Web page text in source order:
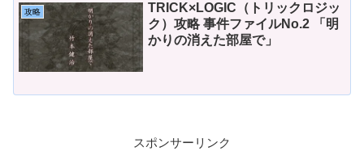
攻略
TRICK×LOGIC（トリックロジッ
ク）攻略 事件ファイルNo.2 「明
かりの消えた部屋で」
スポンサーリンク